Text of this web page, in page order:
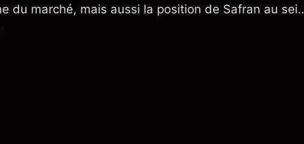
du marché, mais aussi la position de Safran au sein
et du secteur aérospatial et de la défense